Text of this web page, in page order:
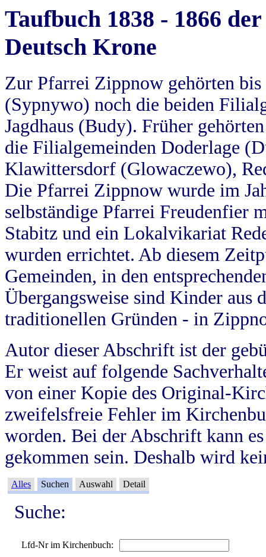
Taufbuch 1838 - 1866
Deutsch Krone
Zur Pfarrei Zippnow gehörten
(Sypnywo) noch die beiden
Jagdhaus (Budy). Früher
die Filialgemeinden Doderlage
Klawittersdorf (Glowaczewo),
Die Pfarrei Zippnow wurde im
selbständige Pfarrei Freudenfier
Stabitz und ein Lokalvikariat
wurden errichtet. Ab diesem
Gemeinden, in den
Übergangsweise sind Kinder aus
traditionellen Gründen - in
Autor dieser Abschrift ist der
Er weist auf folgende
von einer Kopie des Original-
zweifelsfreie Fehler im
worden. Bei der Abschrift kann
gekommen sein. Deshalb wird
Alles Suchen Auswahl Detail
Suche:
Lfd-Nr im Kirchenbuch: